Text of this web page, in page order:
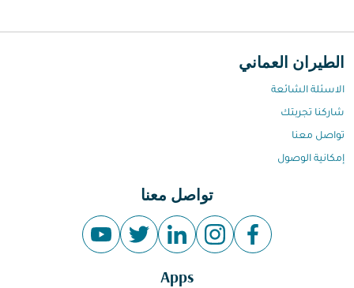
الطيران العماني
الاسئلة الشائعة
شاركنا تجربتك
تواصل معنا
إمكانية الوصول
تواصل معنا
Apps